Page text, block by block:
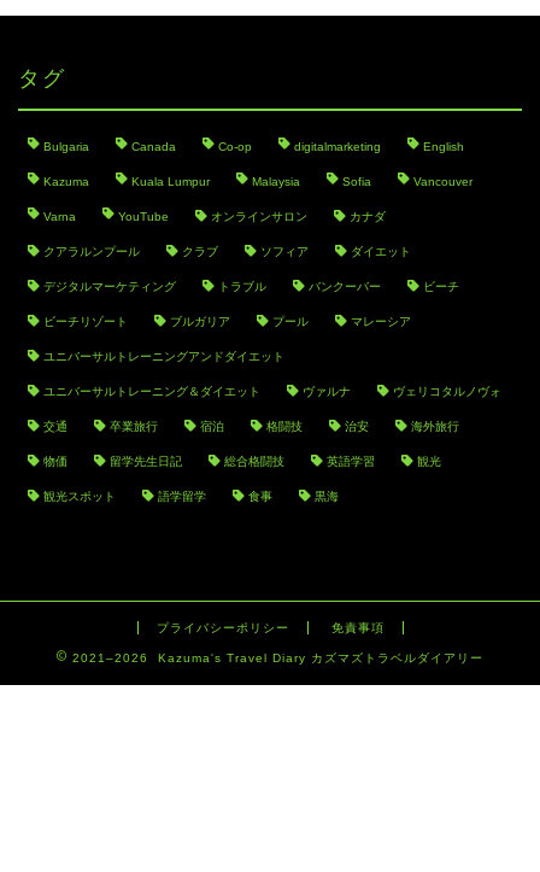
タグ
Bulgaria Canada Co-op digitalmarketing English
Kazuma Kuala Lumpur Malaysia Sofia Vancouver
Varna YouTube オンラインサロン カナダ
クアラルンプール クラブ ソフィア ダイエット
デジタルマーケティング トラブル バンクーバー ビーチ
ビーチリゾート ブルガリア プール マレーシア
ユニバーサルトレーニングアンドダイエット
ユニバーサルトレーニング＆ダイエット ヴァルナ ヴェリコタルノヴォ
交通 卒業旅行 宿泊 格闘技 治安 海外旅行
物価 留学先生日記 総合格闘技 英語学習 観光
観光スポット 語学留学 食事 黒海
プライバシーポリシー 免責事項
2021–2026 Kazuma's Travel Diary カズマズトラベルダイアリー